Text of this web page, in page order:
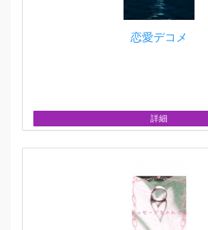
恋愛デコメ
詳細